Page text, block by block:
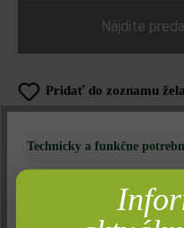
Nájdite
Pridať do zoznamu
Číslo produktu:28066
Technicky a funkčne